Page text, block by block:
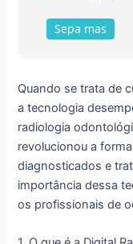
Sepa mas
Quando se trata de
a tecnologia
radiologia
revolucionou a
diagnosticados e
importância dessa
os profissionais de